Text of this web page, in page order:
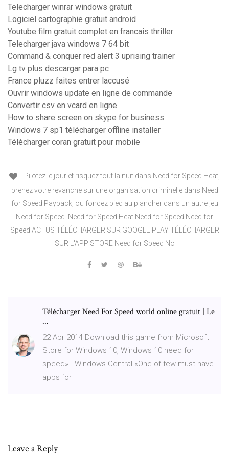
Telecharger winrar windows gratuit
Logiciel cartographie gratuit android
Youtube film gratuit complet en francais thriller
Telecharger java windows 7 64 bit
Command & conquer red alert 3 uprising trainer
Lg tv plus descargar para pc
France pluzz faites entrer laccusé
Ouvrir windows update en ligne de commande
Convertir csv en vcard en ligne
How to share screen on skype for business
Windows 7 sp1 télécharger offline installer
Télécharger coran gratuit pour mobile
Pilotez le jour et risquez tout la nuit dans Need for Speed Heat,
prenez votre revanche sur une organisation criminelle dans Need
for Speed Payback, ou foncez pied au plancher dans un autre jeu
Need for Speed. Need for Speed Heat Need for Speed Need for
Speed ACTUS TÉLÉCHARGER SUR GOOGLE PLAY TÉLÉCHARGER
SUR L'APP STORE Need for Speed No
Télécharger Need For Speed world online gratuit | Le
...
22 Apr 2014 Download this game from Microsoft
Store for Windows 10, Windows 10 need for
speed» - Windows Central «One of few must-have
apps for
Leave a Reply